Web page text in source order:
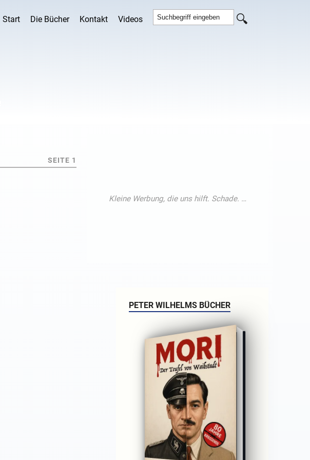
Start Die Bücher Kontakt Videos
SEITE 1
PETER WILHELMS BÜCHER